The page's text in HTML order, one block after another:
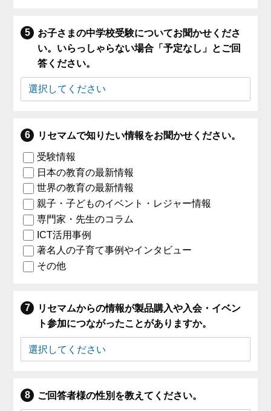
お子さまの中学校受験についてお聞かせくださ
い。いらっしゃらない場合「予定なし」とご回
答ください。
リセマムで知りたい情報をお聞かせください。
受験情報
日本の教育の最新情報
世界の教育の最新情報
親子・子どものイベント・レジャー情報
専門家・先生のコラム
ICT活用事例
著名人の子育て事例やインタビュー
その他
リセマムからの情報が製品購入や入会・イベン
ト参加につながったことがありますか。
ご回答者様の性別を教えてください。